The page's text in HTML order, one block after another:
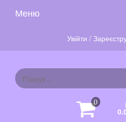
Меню
Увійти /
0